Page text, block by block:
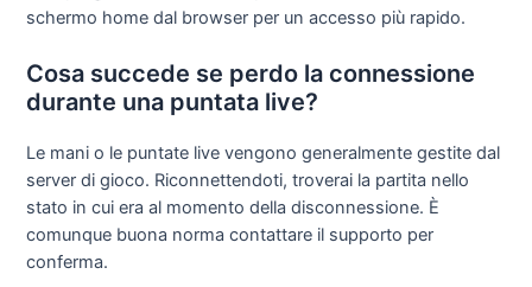
schermo home dal browser per un accesso più rapido.
Cosa succede se perdo la connessione
durante una puntata live?
Le mani o le puntate live vengono generalmente gestite dal
server di gioco. Riconnettendoti, troverai la partita nello
stato in cui era al momento della disconnessione. È
comunque buona norma contattare il supporto per
conferma.